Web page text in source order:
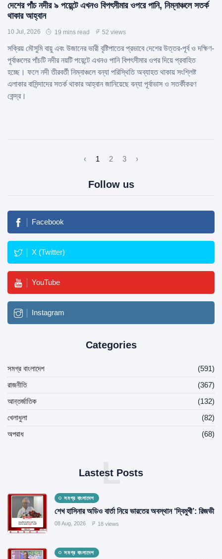
দেশের পাঁচ নদীর ৯ পয়েন্টে এখনও বিপৎসীমার ওপরে পানি, নিম্নাঞ্চলে সতর্ক
থাকার আহ্বান
10 Jul, 2026 19 mins read 52 views
সক্রিয় মৌসুমি বায়ু এবং উজানের ভারী বৃষ্টিপাতের প্রভাবে দেশের উত্তর-পূর্ব ও দক্ষিণ-
পূর্বাঞ্চলের পাঁচটি নদীর নয়টি পয়েন্টে এখনও পানি বিপৎসীমার ওপর দিয়ে প্রবাহিত
হচ্ছে। ফলে নদী তীরবর্তী নিম্নাঞ্চলে বন্যা পরিস্থিতি অব্যাহত থাকায় সংশ্লিষ্ট
এলাকার বাসিন্দাদের সতর্ক থাকার আহ্বান জানিয়েছে বন্যা পূর্বাভাস ও সতর্কীকরণ
কেন্দ্র।
‹ 1 2 3 ›
Follow us
Facebook
X (Twitter)
YouTube
Instagram
Categories
সমগ্র বাংলাদেশ
(591)
রাজনীতি
(367)
আন্তর্জাতিক
(132)
খেলাধুলা
(82)
অপরাধ
(68)
Lastest Posts
L
সমগ্র বাংলাদেশ
শেখ হাসিনার অডিও বার্তা নিয়ে ভারতের অবস্থান ‘দ্বিমুখী’: রিজভী
08 Aug, 2026 18 views
সমগ্র বাংলাদেশ